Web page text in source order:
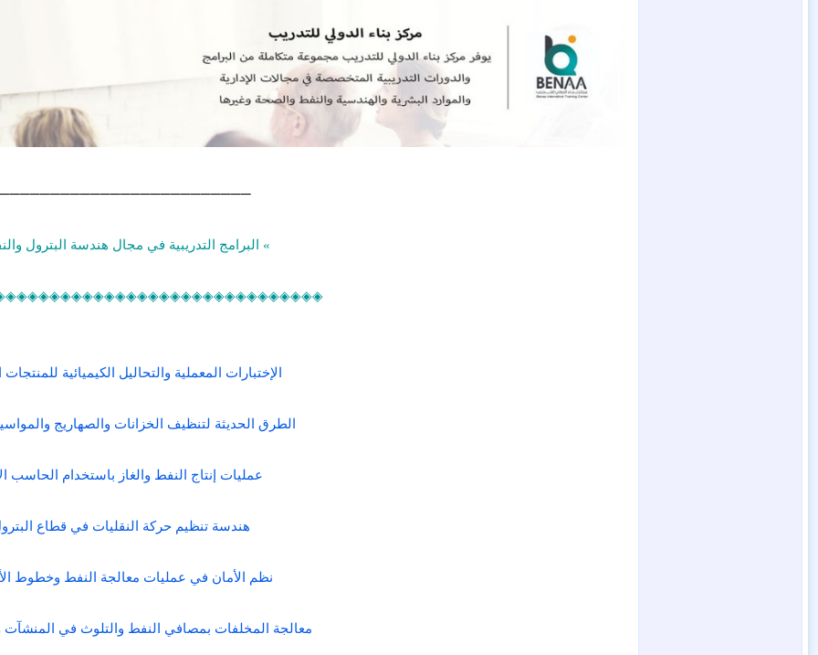
» البرامج التدريبية في مجال هندسة البترول
الإختبارات المعملية والتحاليل الكيميائية للمنتجات
الطرق الحديثة لتنظيف الخزانات والصهاريج
عمليات إنتاج النفط والغاز باستخدام الحاسب
هندسة تنظيم حركة النقليات في قطاع
نظم الأمان في عمليات معالجة النفط وخطوط
معالجة المخلفات بمصافي النفط والتلوث في المنشآت